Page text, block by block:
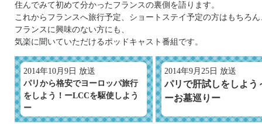
住んでみて初めて分かったフランスの裏側を語ります。
これからフランスへ旅行予定、ショートステイ予定の方はもちろん
フランスに興味のない方にも、
気楽に聞いていただけるポッドキャスト番組です。
2014年10月9日 放送
パリから格安でヨーロッパ旅行
をしよう！ーLCCを駆使しよう
ー
2014年9月25日 放送
パリで肝試しをしよう
ーお墓巡りー